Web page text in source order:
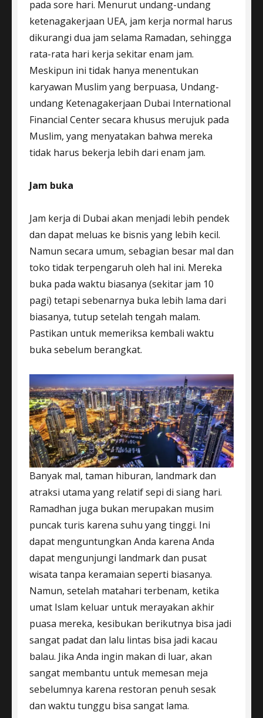
pada sore hari. Menurut undang-undang
ketenagakerjaan UEA, jam kerja normal harus
dikurangi dua jam selama Ramadan, sehingga
rata-rata hari kerja sekitar enam jam.
Meskipun ini tidak hanya menentukan
karyawan Muslim yang berpuasa, Undang-
undang Ketenagakerjaan Dubai International
Financial Center secara khusus merujuk pada
Muslim, yang menyatakan bahwa mereka
tidak harus bekerja lebih dari enam jam.
Jam buka
Jam kerja di Dubai akan menjadi lebih pendek
dan dapat meluas ke bisnis yang lebih kecil.
Namun secara umum, sebagian besar mal dan
toko tidak terpengaruh oleh hal ini. Mereka
buka pada waktu biasanya (sekitar jam 10
pagi) tetapi sebenarnya buka lebih lama dari
biasanya, tutup setelah tengah malam.
Pastikan untuk memeriksa kembali waktu
buka sebelum berangkat.
Banyak mal, taman hiburan, landmark dan
atraksi utama yang relatif sepi di siang hari.
Ramadhan juga bukan merupakan musim
puncak turis karena suhu yang tinggi. Ini
dapat menguntungkan Anda karena Anda
dapat mengunjungi landmark dan pusat
wisata tanpa keramaian seperti biasanya.
Namun, setelah matahari terbenam, ketika
umat Islam keluar untuk merayakan akhir
puasa mereka, kesibukan berikutnya bisa jadi
sangat padat dan lalu lintas bisa jadi kacau
balau. Jika Anda ingin makan di luar, akan
sangat membantu untuk memesan meja
sebelumnya karena restoran penuh sesak
dan waktu tunggu bisa sangat lama.